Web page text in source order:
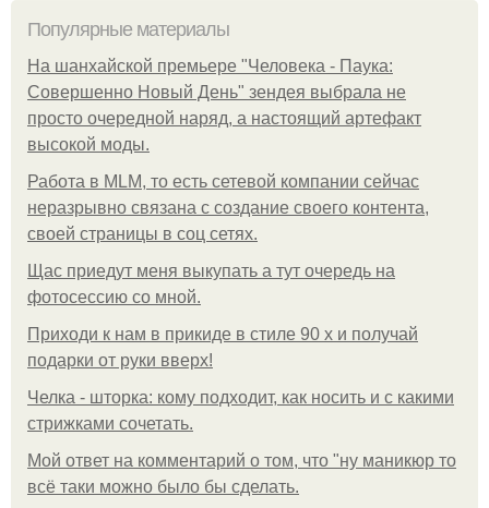
Популярные материалы
На шанхайской премьере "Человека - Паука:
Совершенно Новый День" зендея выбрала не
просто очередной наряд, а настоящий артефакт
высокой моды.
Работа в MLM, то есть сетевой компании сейчас
неразрывно связана с создание своего контента,
своей страницы в соц сетях.
Щас приедут меня выкупать а тут очередь на
фотосессию со мной.
Приходи к нам в прикиде в стиле 90 х и получай
подарки от руки вверх!
Челка - шторка: кому подходит, как носить и с какими
стрижками сочетать.
Мой ответ на комментарий о том, что "ну маникюр то
всё таки можно было бы сделать.